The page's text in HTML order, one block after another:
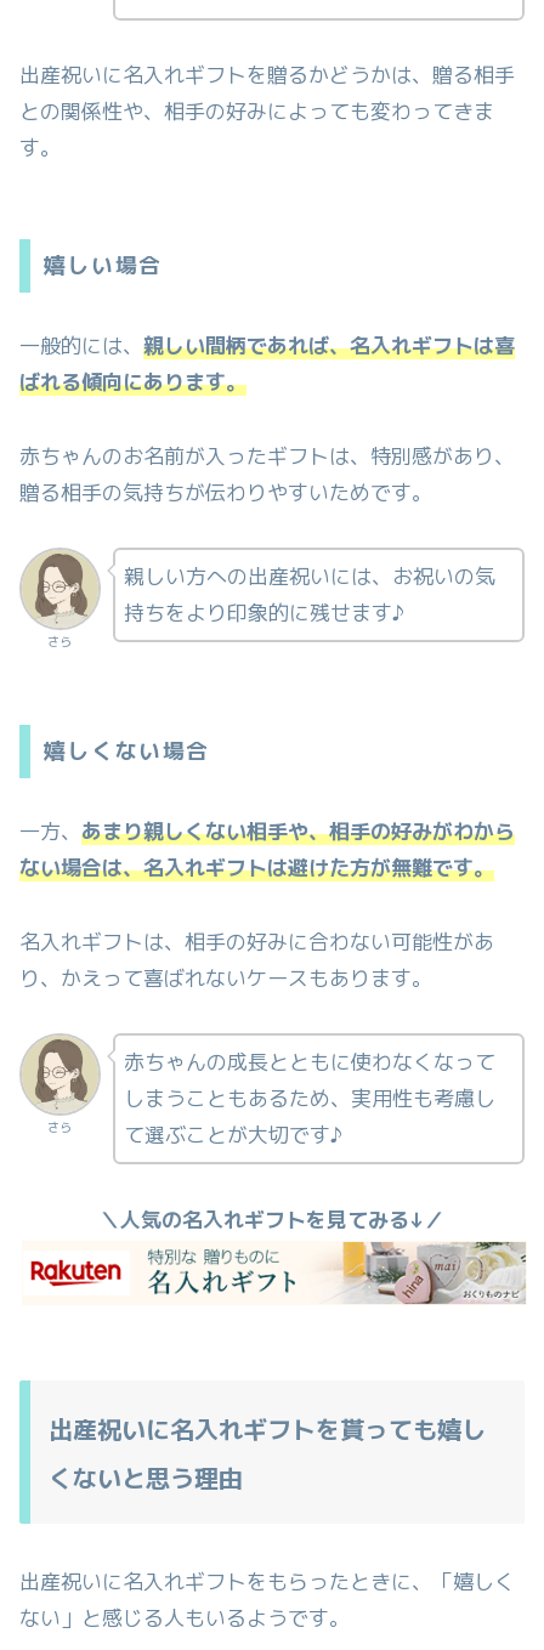
出産祝いに名入れギフトを贈るかどうかは、贈る相手
との関係性や、相手の好みによっても変わってきま
す。
嬉しい場合
一般的には、 親しい間柄であれば、名入れギフトは喜
ばれる傾向にあります。
赤ちゃんのお名前が入ったギフトは、特別感があり、
贈る相手の気持ちが伝わりやすいためです。
さら
親しい方への出産祝いには、お祝いの気
持ちをより印象的に残せます♪
嬉しくない場合
一方、 あまり親しくない相手や、相手の好みがわから
ない場合は、名入れギフトは避けた方が無難です。
名入れギフトは、相手の好みに合わない可能性があ
り、かえって喜ばれないケースもあります。
さら
赤ちゃんの成長とともに使わなくなって
しまうこともあるため、実用性も考慮し
て選ぶことが大切です♪
＼人気の名入れギフトを見てみる↓／
出産祝いに名入れギフトを貰っても嬉し
くないと思う理由
出産祝いに名入れギフトをもらったときに、「嬉しく
ない」と感じる人もいるようです。